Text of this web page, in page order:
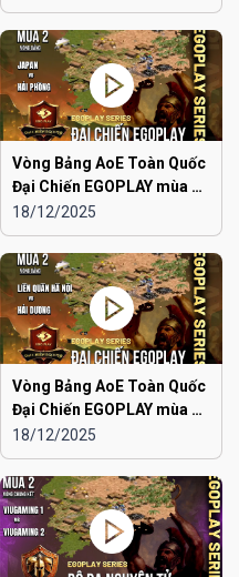
Vòng Bảng AoE Toàn Quốc
Đại Chiến EGOPLAY mùa 2 |
Japan vs Hải Phòng
18/12/2025
Vòng Bảng AoE Toàn Quốc
Đại Chiến EGOPLAY mùa 2 |
Liên Quân Hà Nội vs Hải
Dương
18/12/2025